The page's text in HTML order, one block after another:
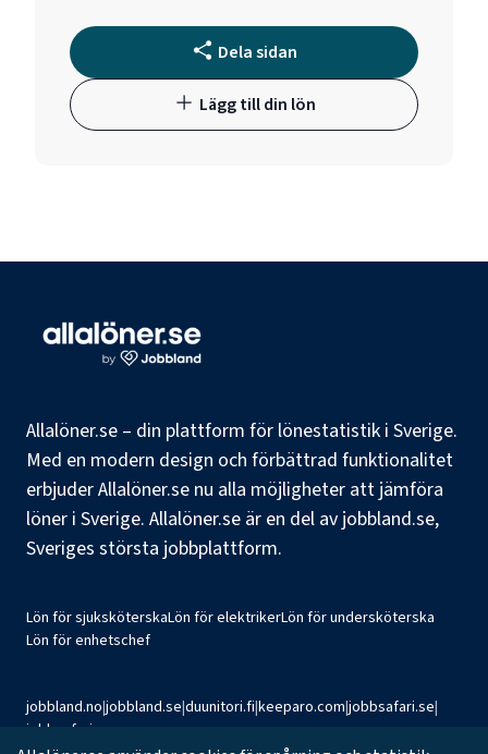
Dela sidan
Lägg till din lön
Allalöner.se – din plattform för lönestatistik i Sverige.
Med en modern design och förbättrad funktionalitet
erbjuder Allalöner.se nu alla möjligheter att jämföra
löner i Sverige. Allalöner.se är en del av jobbland.se,
Sveriges största jobbplattform.
Lön för sjuksköterskaLön för elektrikerLön för undersköterska
Lön för enhetschef
jobbland.no|jobbland.se|duunitori.fi|keeparo.com|jobbsafari.se|
jobbsafari.no